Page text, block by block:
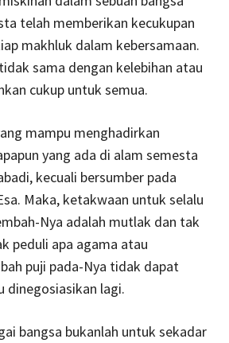
telah memberikan kecukupan
makhluk dalam kebersamaan.
sama dengan kelebihan atau
cukup untuk semua.
mampu menghadirkan
yang ada di alam semesta
kecuali bersumber pada
Maka, ketakwaan untuk selalu
Nya adalah mutlak dan tak
peduli apa agama atau
puji pada-Nya tidak dapat
lagi.
bangsa bukanlah untuk sekadar